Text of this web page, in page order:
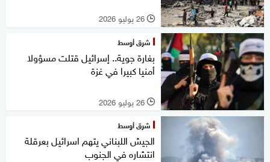
l 26 يوليو 2026
شرق أوسط
بغارة جوية.. إسرائيل قتلت مسؤولا
أمنيا كبيرا في غزة
l 26 يوليو 2026
شرق أوسط
الجيش اللبناني يتهم اسرائيل بعرقلة
انتشاره في الجنوب